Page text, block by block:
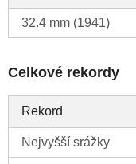
32.4 mm (1941)
Celkové rekordy
Rekord
Nejvyšší srážky